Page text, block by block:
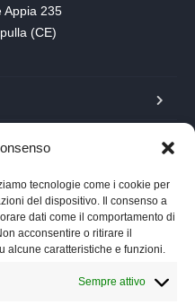
tecnologie come i cookie per
del dispositivo. Il consenso a
dati come il comportamento di
acconsentire o ritirare il
alcune caratteristiche e funzioni.
Sempre attivo
Appia 235
(CE)